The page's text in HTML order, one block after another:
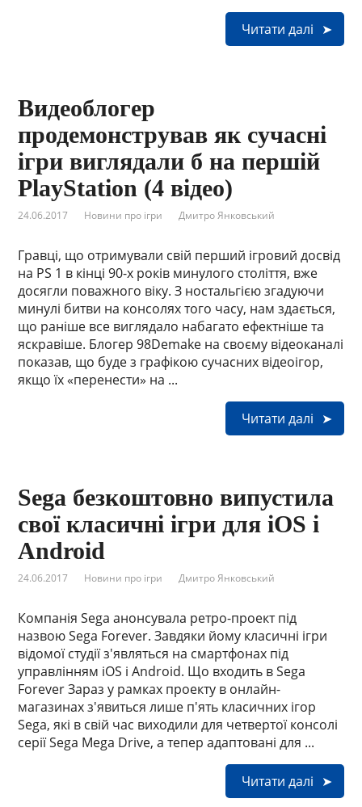
Читати далі
Видеоблогер
продемонстрував як сучасні
ігри виглядали б на першій
PlayStation (4 відео)
24.06.2017 Новини про ігри Дмитро Янковський
Гравці, що отримували свій перший ігровий досвід
на PS 1 в кінці 90-х років минулого століття, вже
досягли поважного віку. З ностальгією згадуючи
минулі битви на консолях того часу, нам здається,
що раніше все виглядало набагато ефектніше та
яскравіше. Блогер 98Demake на своєму відеоканалі
показав, що буде з графікою сучасних відеоігор,
якщо їх «перенести» на ...
Читати далі
Sega безкоштовно випустила
свої класичні ігри для iOS і
Android
24.06.2017 Новини про ігри Дмитро Янковський
Компанія Sega анонсувала ретро-проект під
назвою Sega Forever. Завдяки йому класичні ігри
відомої студії з'являться на смартфонах під
управлінням iOS і Android. Що входить в Sega
Forever Зараз у рамках проекту в онлайн-
магазинах з'явиться лише п'ять класичних ігор
Sega, які в свій час виходили для четвертої консолі
серії Sega Mega Drive, а тепер адаптовані для ...
Читати далі